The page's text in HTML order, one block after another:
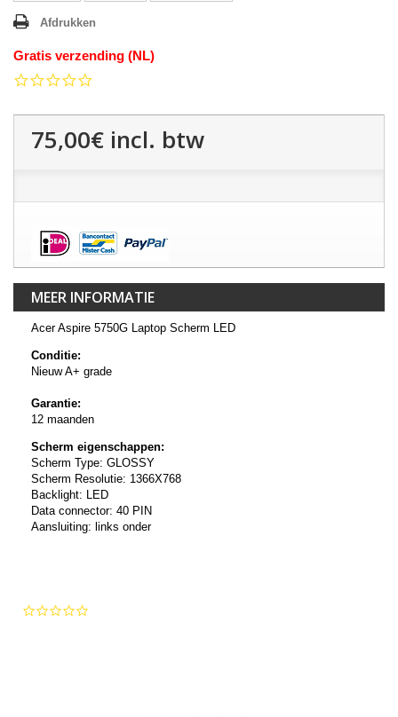
Afdrukken
Gratis verzending (NL)
75,00€ incl. btw
MEER INFORMATIE
Acer Aspire 5750G Laptop Scherm LED
Conditie:
Nieuw A+ grade
Garantie:
12 maanden
Scherm eigenschappen:
Scherm Type: GLOSSY
Scherm Resolutie: 1366X768
Backlight: LED
Data connector: 40 PIN
Aansluiting: links onder